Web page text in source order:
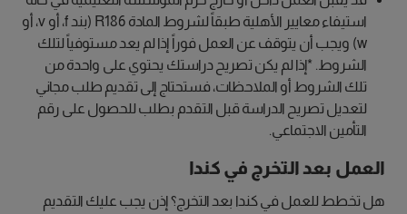
استيفاء معايير الأهلية طبقاً لشروط المادة R186 (بند f، أو v، أو
w) ويجب أن يتوقف عن العمل فوراً إذا لم يعد مستوفياً لتلك
الشروط. *إذا لم يكن تصريح دراستك يحتوي على واحدة من
تلك الشروط أو الملاحظات، فستحتاج إلى تقديم طلب مجاني
لتعديل تصريح الدراسة قبل التقدم بطلب للحصول على رقم
التأمين الاجتماعي.
العمل بعد التخرج في كندا
هل تخطط للعمل في كندا بعد التخرج؟ إذن يجب عليك التقديم